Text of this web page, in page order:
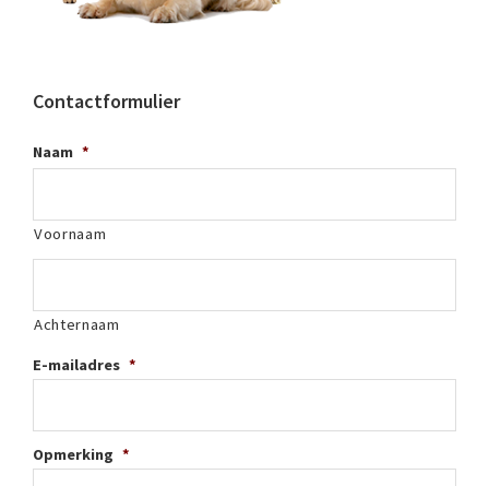
Contactformulier
Naam *
Voornaam
Achternaam
E-mailadres *
Opmerking *